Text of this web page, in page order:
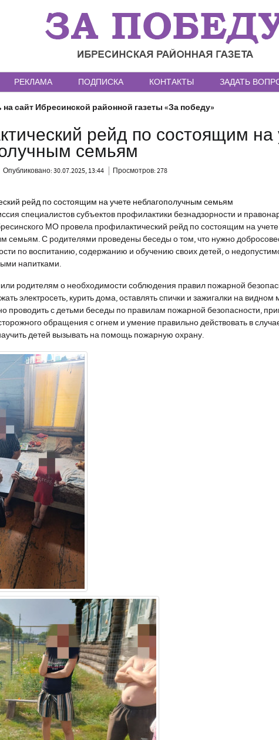
РЕКЛАМА ПОДПИСКА КОНТАКТЫ ЗАДАТЬ
сайт Ибресинской районной газеты «За победу»
рейд по состоящим на
семьям
Опубликовано: 30.07.2025, 13:44 Просмотров: 278
специалистов субъектов профилактики безнадзорности и
МО провела профилактический рейд по состоящим на
семьям. С родителями проведены беседы о том, что нужно
по воспитанию, содержанию и обучению своих детей, о
напитками.
родителям о необходимости соблюдения правил пожарной
электросеть, курить дома, оставлять спички и зажигалки на видном
проводить с детьми беседы по правилам пожарной безопасности,
обращения с огнем и умение правильно действовать в
детей вызывать на помощь пожарную охрану.